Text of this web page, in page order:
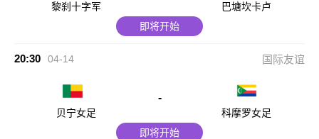
黎刹十字军
巴塘坎卡卢
即将开始
20:30 04-14 国际友谊
贝宁女足
-
科摩罗女足
即将开始